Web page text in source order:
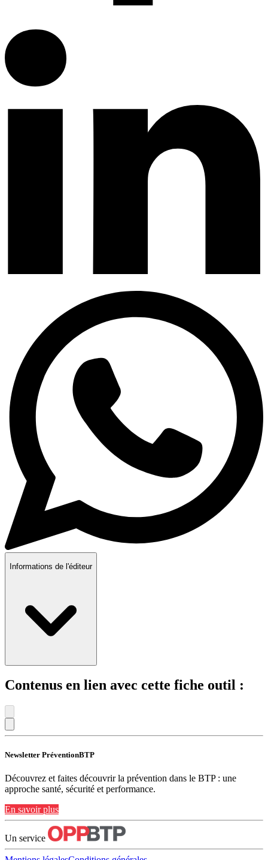
Informations de l'éditeur
Contenus en lien avec cette fiche outil :
Newsletter PréventionBTP
Découvrez et faites découvrir la prévention dans le BTP : une
approche santé, sécurité et performance.
En savoir plus
Un service